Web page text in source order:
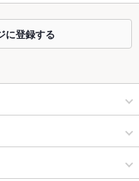
に登録する